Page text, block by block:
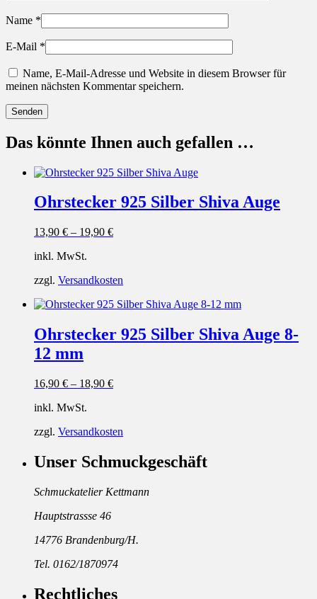
Name *
E-Mail *
Name, E-Mail-Adresse und Website in diesem Browser für
meinen nächsten Kommentar speichern.
Das könnte Ihnen auch gefallen …
Ohrstecker 925 Silber Shiva Auge
13,90 € – 19,90 €
inkl. MwSt.
zzgl. Versandkosten
Ohrstecker 925 Silber Shiva Auge 8-
12 mm
16,90 € – 18,90 €
inkl. MwSt.
zzgl. Versandkosten
Unser Schmuckgeschäft
Schmuckatelier Kettmann
Hauptstrassse 46
14776 Brandenburg/H.
Tel. 0162/1870974
Rechtliches